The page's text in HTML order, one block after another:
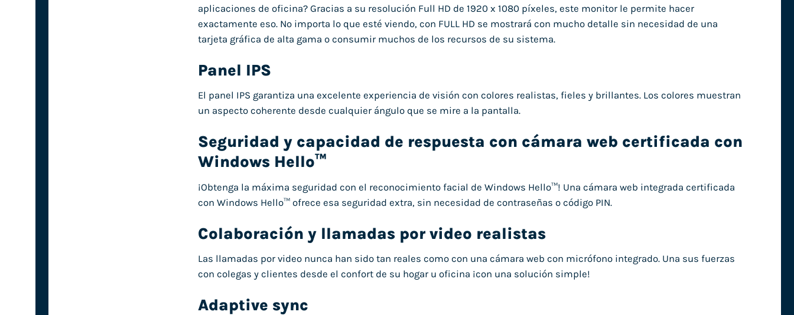
aplicaciones de oficina? Gracias a su resolución Full HD de 1920 x 1080 píxeles, este monitor le permite hacer
exactamente eso. No importa lo que esté viendo, con FULL HD se mostrará con mucho detalle sin necesidad de una
tarjeta gráfica de alta gama o consumir muchos de los recursos de su sistema.
Panel IPS
El panel IPS garantiza una excelente experiencia de visión con colores realistas, fieles y brillantes. Los colores muestran
un aspecto coherente desde cualquier ángulo que se mire a la pantalla.
Seguridad y capacidad de respuesta con cámara web certificada con
Windows Hello™
¡Obtenga la máxima seguridad con el reconocimiento facial de Windows Hello™! Una cámara web integrada certificada
con Windows Hello™ ofrece esa seguridad extra, sin necesidad de contraseñas o código PIN.
Colaboración y llamadas por video realistas
Las llamadas por video nunca han sido tan reales como con una cámara web con micrófono integrado. Una sus fuerzas
con colegas y clientes desde el confort de su hogar u oficina ¡con una solución simple!
Adaptive sync